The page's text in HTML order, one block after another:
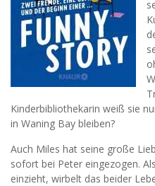
Kinderbibliothekarin weiß sie
in Waning Bay bleiben?
Auch Miles hat seine große
sofort bei Peter eingezogen.
einzieht, wirbelt das beider